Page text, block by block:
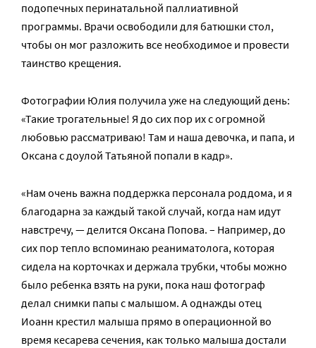
подопечных перинатальной паллиативной
программы. Врачи освободили для батюшки стол,
чтобы он мог разложить все необходимое и провести
таинство крещения.
Фотографии Юлия получила уже на следующий день:
«Такие трогательные! Я до сих пор их с огромной
любовью рассматриваю! Там и наша девочка, и папа, и
Оксана с доулой Татьяной попали в кадр».
«Нам очень важна поддержка персонала роддома, и я
благодарна за каждый такой случай, когда нам идут
навстречу, — делится Оксана Попова. – Например, до
сих пор тепло вспоминаю реаниматолога, которая
сидела на корточках и держала трубки, чтобы можно
было ребенка взять на руки, пока наш фотограф
делал снимки папы с малышом. А однажды отец
Иоанн крестил малыша прямо в операционной во
время кесарева сечения, как только малыша достали